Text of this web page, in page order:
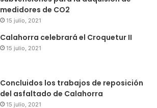
medidores de CO2
15 julio, 2021
Calahorra celebrará el Croquetur II
15 julio, 2021
Concluidos los trabajos de reposición
del asfaltado de Calahorra
15 julio, 2021